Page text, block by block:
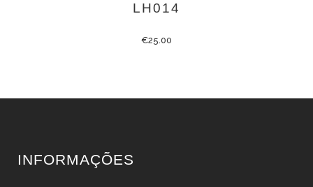
LH014
€25.00
INFORMAÇÕES